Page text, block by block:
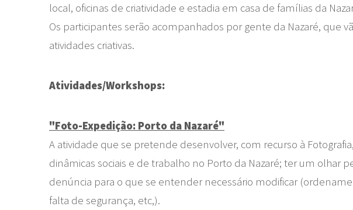
local, oficinas de criatividade e estadia em casa de famílias da
Os participantes serão acompanhados por gente da Nazaré, que
atividades criativas.
Atividades/Workshops:
"Foto-Expedição: Porto da Nazaré"
A atividade que se pretende desenvolver, com recurso à
dinâmicas sociais e de trabalho no Porto da Nazaré; ter um olhar
denúncia para o que se entender necessário modificar
falta de segurança, etc,).